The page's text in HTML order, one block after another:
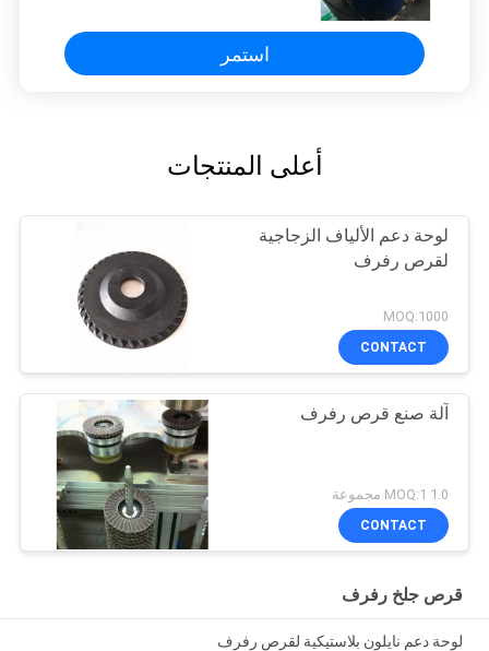
استمر
أعلى المنتجات
لوحة دعم الألياف الزجاجية
لقرص رفرف
MOQ:1000
CONTACT
آلة صنع قرص رفرف
1.0 MOQ:1 مجموعة
CONTACT
قرص جلخ رفرف
لوحة دعم نايلون بلاستيكية لقرص رفرف